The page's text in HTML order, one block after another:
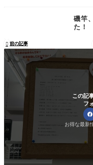
磯竿
た！
 前の記事
この記
フ
お得な最新